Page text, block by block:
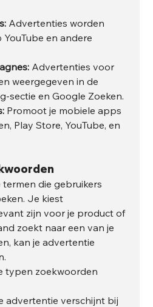
Advertenties worden
en andere
Advertenties voor
weergegeven in de
sectie en Google Zoeken.
Promoot je mobiele apps
Play Store, YouTube, en
die gebruikers
Je kiest
zijn voor je product of
zoekt naar een van je
kan je advertentie
typen zoekwoorden
advertentie verschijnt bij